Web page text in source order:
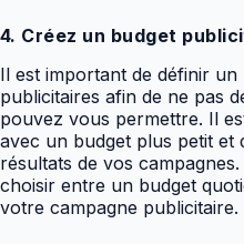
4. Créez un budget
Il est important de définir
publicitaires afin de ne pas
pouvez vous permettre. Il
avec un budget plus petit et
résultats de vos
choisir entre un budget
votre campagne publicitaire.